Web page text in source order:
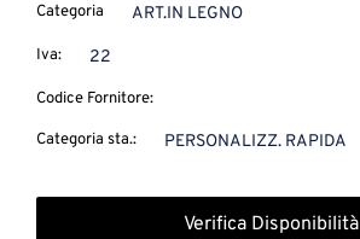
Categoria ART.IN LEGNO
Iva: 22
Codice Fornitore:
Categoria sta.: PERSONALIZZ. RAPIDA
Verifica Disponibilità